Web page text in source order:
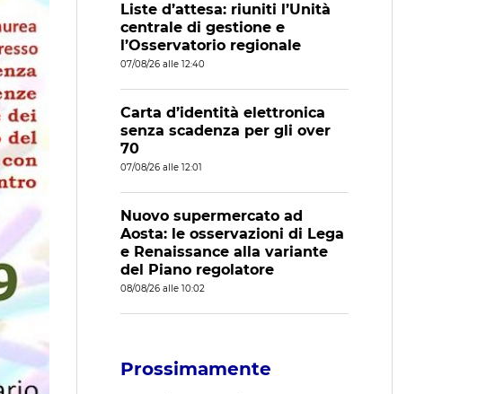
Liste d’attesa: riuniti l’Unità
centrale di gestione e
l’Osservatorio regionale
07/08/26 alle 12:40
Carta d’identità elettronica
senza scadenza per gli over
70
07/08/26 alle 12:01
Nuovo supermercato ad
Aosta: le osservazioni di Lega
e Renaissance alla variante
del Piano regolatore
08/08/26 alle 10:02
Prossimamente